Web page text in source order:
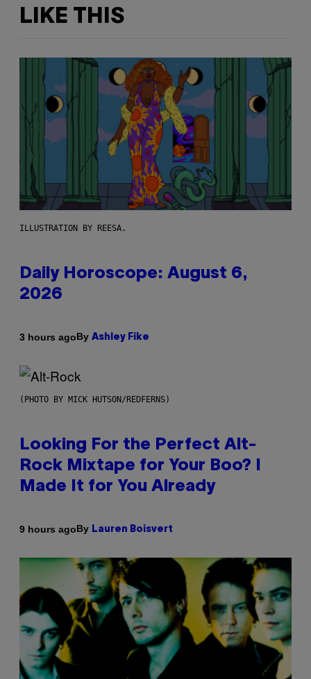
LIKE THIS
ILLUSTRATION BY REESA.
Daily Horoscope: August 6,
2026
3 hours agoBy Ashley Fike
(PHOTO BY MICK HUTSON/REDFERNS)
Looking For the Perfect Alt-
Rock Mixtape for Your Boo? I
Made It for You Already
9 hours agoBy Lauren Boisvert